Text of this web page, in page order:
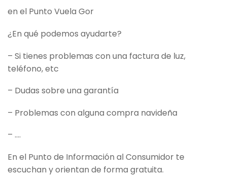
en el Punto Vuela Gor
¿En qué podemos ayudarte?
– Si tienes problemas con una factura de luz,
teléfono, etc
– Dudas sobre una garantía
– Problemas con alguna compra navideña
– ….
En el Punto de Información al Consumidor te
escuchan y orientan de forma gratuita.